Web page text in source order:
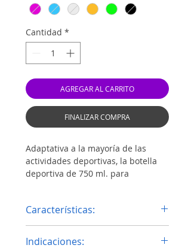
Cantidad *
AGREGAR AL CARRITO
FINALIZAR COMPRA
Adaptativa a la mayoría de las
actividades deportivas, la botella
deportiva de 750 ml. para
cuando se busca tamaño,
capacidad y maniobrabilidad.
Confeccionada con diseño
Características:
Elaboradas con aluminio 6061
Indicaciones: